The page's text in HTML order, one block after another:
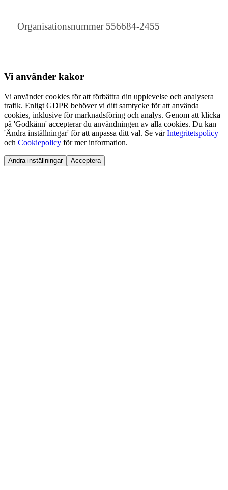
Organisationsnummer 556684-2455
Vi använder kakor
Vi använder cookies för att förbättra din upplevelse och analysera
trafik. Enligt GDPR behöver vi ditt samtycke för att använda
cookies, inklusive för marknadsföring och analys. Genom att klicka
på 'Godkänn' accepterar du användningen av alla cookies. Du kan
'Ändra inställningar' för att anpassa ditt val. Se vårIntegritetspolicy
och Cookiepolicy för mer information.
Ändra inställningar Acceptera